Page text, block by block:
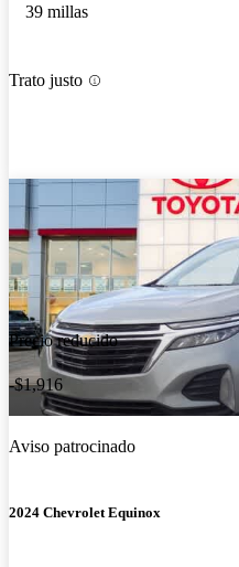
39 millas
Trato justo
Precio reducido
-$1,916
Aviso patrocinado
2024 Chevrolet Equinox